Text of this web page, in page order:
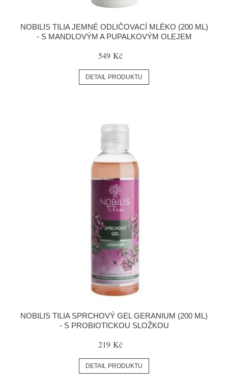
NOBILIS TILIA JEMNÉ ODLIČOVACÍ MLÉKO (200 ML)
- S MANDLOVÝM A PUPALKOVÝM OLEJEM
549 Kč
DETAIL PRODUKTU
NOBILIS TILIA SPRCHOVÝ GEL GERANIUM (200 ML)
- S PROBIOTICKOU SLOŽKOU
219 Kč
DETAIL PRODUKTU